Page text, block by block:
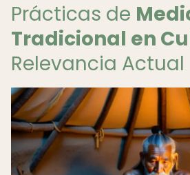
Prácticas de
Tradicional en
Relevancia Actual